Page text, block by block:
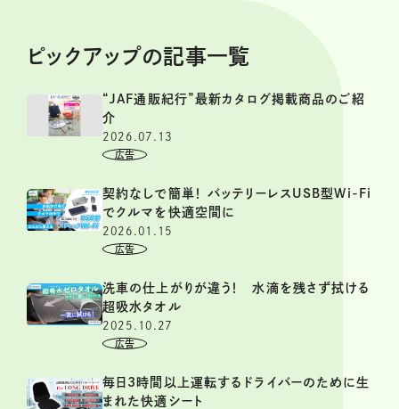
ピックアップの記事一覧
“JAF通販紀行”最新カタログ掲載商品のご紹
介
2026.07.13
契約なしで簡単！ バッテリーレスUSB型Wi-Fi
でクルマを快適空間に
2026.01.15
洗車の仕上がりが違う！ 水滴を残さず拭ける
超吸水タオル
2025.10.27
毎日3時間以上運転するドライバーのために生
まれた快適シート